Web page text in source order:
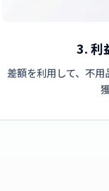
3. 利
差額を利用して、不